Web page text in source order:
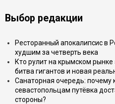
Выбор редакции
Ресторанный апокалипсис в
худшим за четверть века
Кто рулит на крымском
битва гигантов и новая
Санаторная очередь: почему
севастопольцам путёвка
стороны?